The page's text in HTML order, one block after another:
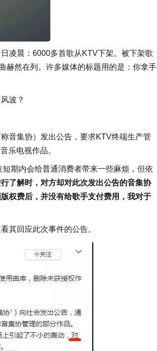
凌晨：6000多首歌从KTV下架。被下架歌
赫然在列。许多媒体的标题用的是：你拿手
波？
音集协）发出公告，要求KTV终端生产管
乐电视作品。
期内会给普通消费者带来一些麻烦，但依
了解时，对方却对此次发出公告的音集协
权费后，并没有给歌手支付费用，我对于
其回应此次事件的公告。